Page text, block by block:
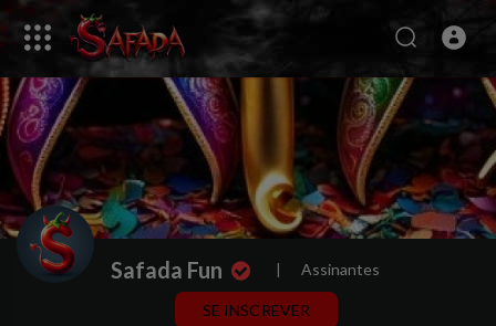
Safada Fun | Assinantes
SE INSCREVER